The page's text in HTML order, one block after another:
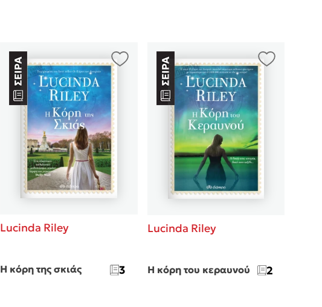
Lucinda Riley
Η κόρη της σκιάς 3
Lucinda Riley
Η κόρη του κεραυνού 2